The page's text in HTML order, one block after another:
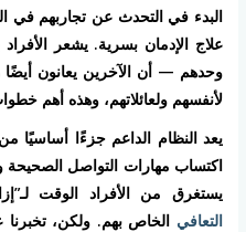
البدء في التحدث عن تجاربهم
علاج الإدمان بسرية. يشعر الأفراد
وحدهم — أن الآخرين يعانون
لأنفسهم ولعائلاتهم، وهذه أهم
يعد النظام الداعم جزءًا أساسيًا
اكتساب مهارات التواصل الصحيحة
يستغرق من الأفراد الوقت
التعافي الخاص بهم. ولكن، تخبرنا